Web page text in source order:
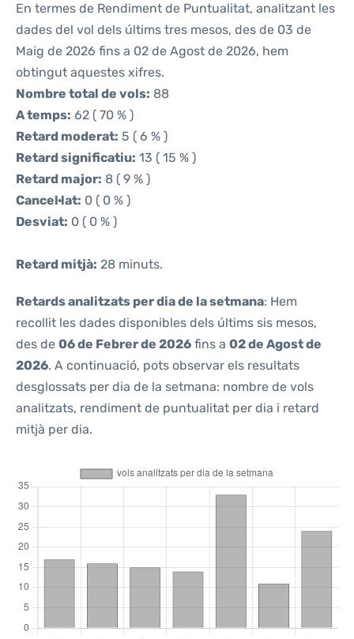
En termes de Rendiment de Puntualitat, analitzant les
dades del vol dels últims tres mesos, des de 03 de
Maig de 2026 fins a 02 de Agost de 2026, hem
obtingut aquestes xifres.
Nombre total de vols: 88
A temps: 62 ( 70 % )
Retard moderat: 5 ( 6 % )
Retard significatiu: 13 ( 15 % )
Retard major: 8 ( 9 % )
Cancel·lat: 0 ( 0 % )
Desviat: 0 ( 0 % )
Retard mitjà: 28 minuts.
Retards analitzats per dia de la setmana: Hem
recollit les dades disponibles dels últims sis mesos,
des de 06 de Febrer de 2026 fins a 02 de Agost de
2026. A continuació, pots observar els resultats
desglossats per dia de la setmana: nombre de vols
analitzats, rendiment de puntualitat per dia i retard
mitjà per dia.